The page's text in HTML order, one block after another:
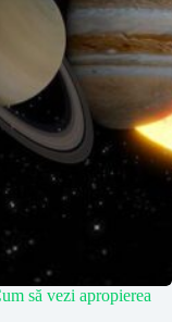
să vezi apropierea